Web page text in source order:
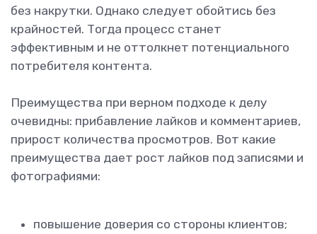
без накрутки. Однако следует обойтись без
крайностей. Тогда процесс станет
эффективным и не оттолкнет потенциального
потребителя контента.
Преимущества при верном подходе к делу
очевидны: прибавление лайков и комментариев,
прирост количества просмотров. Вот какие
преимущества дает рост лайков под записями и
фотографиями:
повышение доверия со стороны клиентов;